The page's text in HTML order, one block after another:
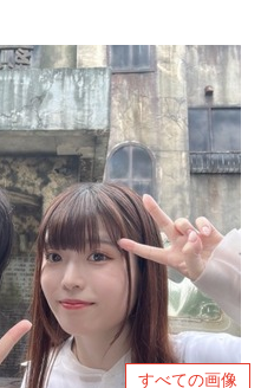
すべての画像